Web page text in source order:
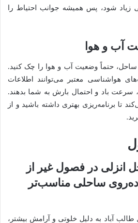
زیاد شود، پس همیشه جوانب احتیاط را
آب و هوا
حتماً وضعیت آب و هوا را چک کنید.
هواشناسی معتبر می‌توانند اطلاعات
سرعت باد و احتمال بارش به شما بدهند.
تا برنامه‌ریزی بهتری داشته باشید و از
انزلی در فصول غیر از
ساحلی مناسب‌تر
آباد به دلیل خلوتی و آرامش بیشتر،